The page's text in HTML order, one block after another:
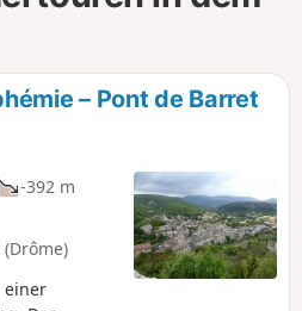
– Pont de Barret
-392 m
einer